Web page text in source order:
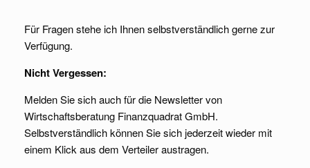
Für Fragen stehe ich Ihnen selbstverständlich gerne zur
Verfügung.
Nicht Vergessen:
Melden Sie sich auch für die Newsletter von
Wirtschaftsberatung Finanzquadrat GmbH.
Selbstverständlich können Sie sich jederzeit wieder mit
einem Klick aus dem Verteiler austragen.